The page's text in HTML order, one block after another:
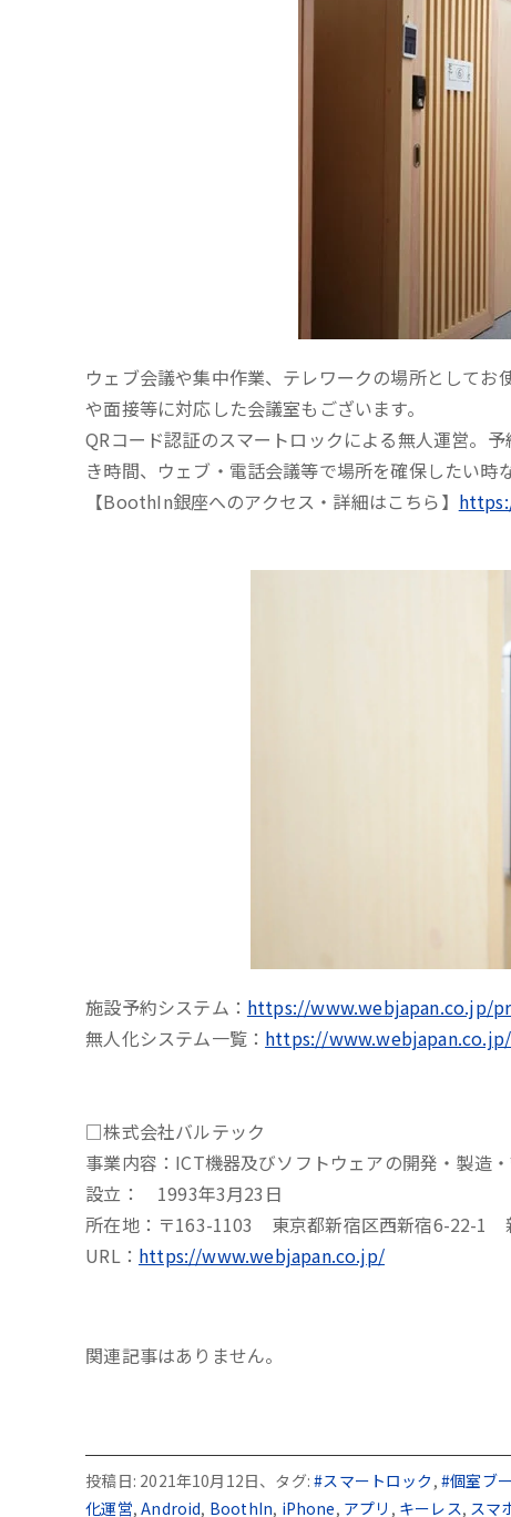
ウェブ会議や集中作業、テレワークの場所として
や面接等に対応した会議室もございます。
QRコード認証のスマートロックによる無人運営。
き時間、ウェブ・電話会議等で場所を確保したい時
【BoothIn銀座へのアクセス・詳細はこちら】
施設予約システム： https://www.webjapan.co.jp/
無人化システム一覧： https://
□株式会社バルテック
事業内容：ICT機器及びソフトウェアの開発・製造
設立： 1993年3月23日
所在地：〒163-1103 東京都新宿区西新宿6-22-1
URL： https://www.webjapan.co.jp/
関連記事はありません。
投稿日: 2021年10月12日、タグ:#スマートロック ,#個室ブ
化運営,Android, BoothIn, iPhone, アプリ , キーレス, スマ